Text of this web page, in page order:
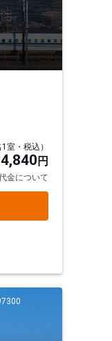
室・税込）
円
金について